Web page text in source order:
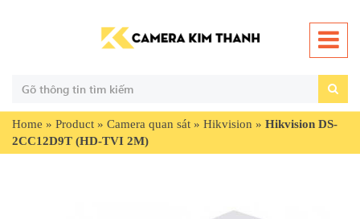
Home » Product » Camera quan sát » Hikvision » Hikvision DS-
2CC12D9T (HD-TVI 2M)